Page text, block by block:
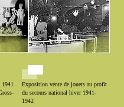
Exposition vente de jouets au profit
du secours national hiver 1941-
1942